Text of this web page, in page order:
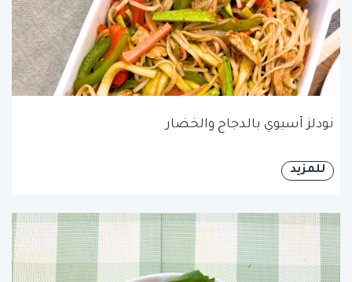
نودلز آسيوي بالدجاج والخضار
للمزيد